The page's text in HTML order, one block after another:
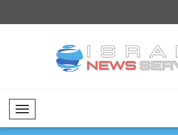
Mobil Menü